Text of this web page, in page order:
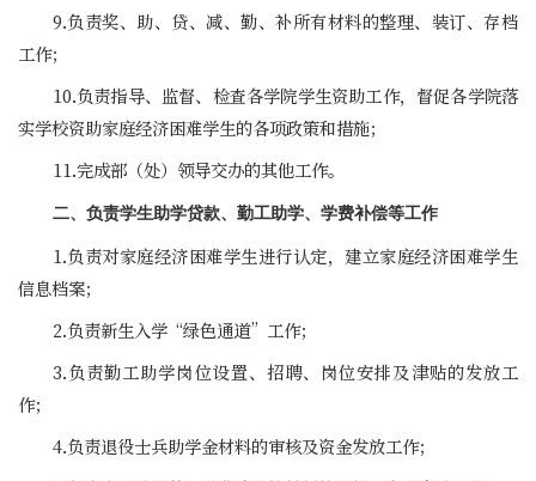
9.负责奖、助、贷、减、勤、补所有材料的整理、装订、存档
工作；
10.负责指导、监督、检查各学院学生资助工作，督促各学院落
实学校资助家庭经济困难学生的各项政策和措施；
11.完成部（处）领导交办的其他工作。
二、负责学生助学贷款、勤工助学、学费补偿等工作
1.负责对家庭经济困难学生进行认定，建立家庭经济困难学生
信息档案；
2.负责新生入学“绿色通道”工作；
3.负责勤工助学岗位设置、招聘、岗位安排及津贴的发放工
作；
4.负责退役士兵助学金材料的审核及资金发放工作；